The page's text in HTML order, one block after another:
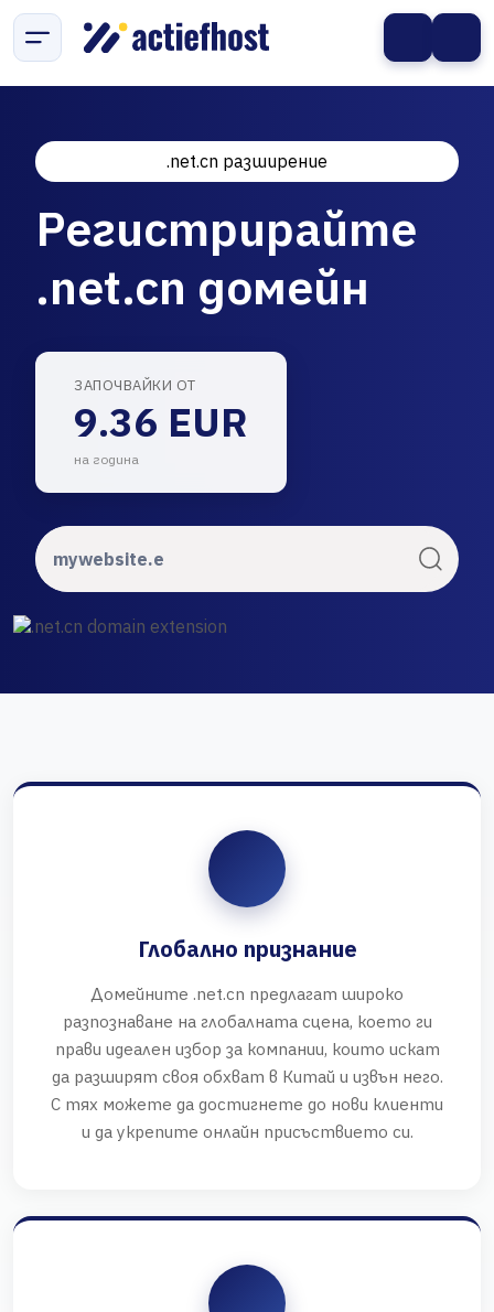
.net.cn разширение
Регистрирайте
.net.cn домейн
ЗАПОЧВАЙКИ ОТ
9.36 EUR
на година
Глобално признание
Домейните .net.cn предлагат широко
разпознаване на глобалната сцена, което ги
прави идеален избор за компании, които искат
да разширят своя обхват в Китай и извън него.
С тях можете да достигнете до нови клиенти
и да укрепите онлайн присъствието си.